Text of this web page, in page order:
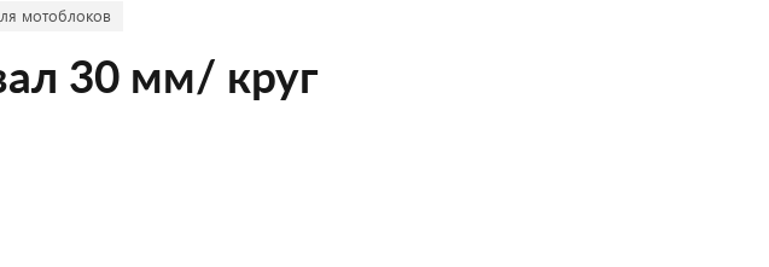
мотоблоков
30 мм/ круг